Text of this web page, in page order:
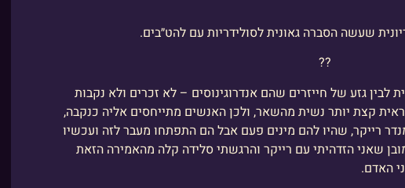
?️‍?
גזע של חייזרים שהם אנדרוגינוסים – לא זכרים ולא נקבות
קצת יותר נשית מהשאר, ולכן האנשים מתייחסים אליה כנקבה,
רייקר, שהיו להם מינים פעם אבל הם התפתחו מעבר לזה ועכשיו
שאני הזדהיתי עם רייקר והרגשתי סלידה קלה מהאמירה הזאת
האדם.